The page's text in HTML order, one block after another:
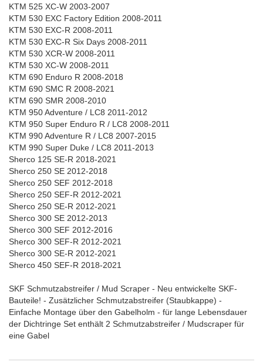
KTM 525 XC-W 2003-2007
KTM 530 EXC Factory Edition 2008-2011
KTM 530 EXC-R 2008-2011
KTM 530 EXC-R Six Days 2008-2011
KTM 530 XCR-W 2008-2011
KTM 530 XC-W 2008-2011
KTM 690 Enduro R 2008-2018
KTM 690 SMC R 2008-2021
KTM 690 SMR 2008-2010
KTM 950 Adventure / LC8 2011-2012
KTM 950 Super Enduro R / LC8 2008-2011
KTM 990 Adventure R / LC8 2007-2015
KTM 990 Super Duke / LC8 2011-2013
Sherco 125 SE-R 2018-2021
Sherco 250 SE 2012-2018
Sherco 250 SEF 2012-2018
Sherco 250 SEF-R 2012-2021
Sherco 250 SE-R 2012-2021
Sherco 300 SE 2012-2013
Sherco 300 SEF 2012-2016
Sherco 300 SEF-R 2012-2021
Sherco 300 SE-R 2012-2021
Sherco 450 SEF-R 2018-2021
SKF Schmutzabstreifer / Mud Scraper - Neu entwickelte SKF-
Bauteile! - Zusätzlicher Schmutzabstreifer (Staubkappe) -
Einfache Montage über den Gabelholm - für lange Lebensdauer
der Dichtringe Set enthält 2 Schmutzabstreifer / Mudscraper für
eine Gabel